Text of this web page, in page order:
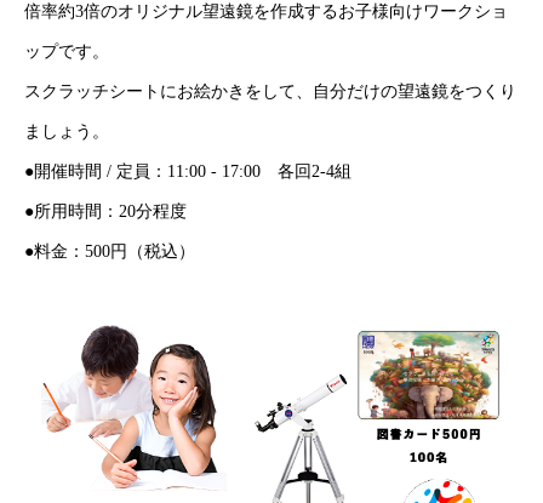
倍率約3倍のオリジナル望遠鏡を作成するお子様向けワークショ
ップです。
スクラッチシートにお絵かきをして、自分だけの望遠鏡をつくり
ましょう。
●開催時間 / 定員：11:00 - 17:00 各回2-4組
●所用時間：20分程度
●料金：500円（税込）